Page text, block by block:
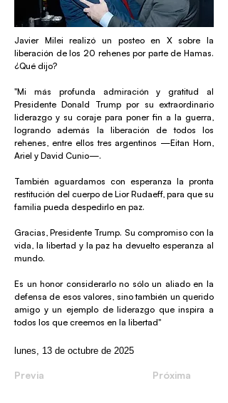
Javier Milei realizó un posteo en X sobre la
liberación de los 20 rehenes por parte de Hamas.
¿Qué dijo?
"Mi más profunda admiración y gratitud al
Presidente Donald Trump por su extraordinario
liderazgo y su coraje para poner fin a la guerra,
logrando además la liberación de todos los
rehenes, entre ellos tres argentinos —Eitan Horn,
Ariel y David Cunio—.
También aguardamos con esperanza la pronta
restitución del cuerpo de Lior Rudaeff, para que su
familia pueda despedirlo en paz.
Gracias, Presidente Trump. Su compromiso con la
vida, la libertad y la paz ha devuelto esperanza al
mundo.
Es un honor considerarlo no sólo un aliado en la
defensa de esos valores, sino también un querido
amigo y un ejemplo de liderazgo que inspira a
todos los que creemos en la libertad"
lunes, 13 de octubre de 2025
Previa Próxima